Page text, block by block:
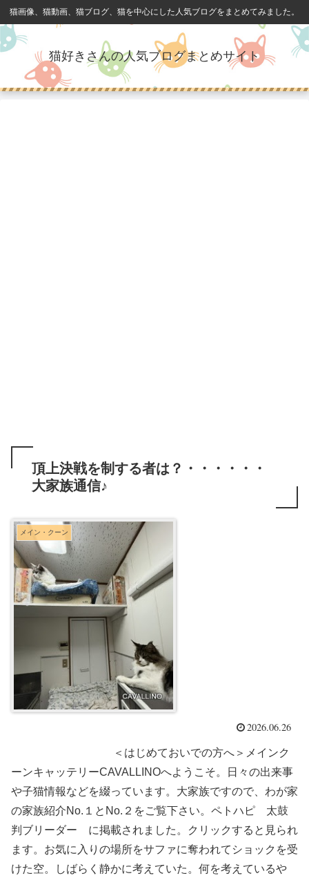
猫画像、猫動画、猫ブログ、猫を中心にした人気ブログをまとめてみました。
猫好きさんの人気ブログまとめサイト
頂上決戦を制する者は？・・・・・・
大家族通信♪
メイン・クーン
2026.06.26
＜はじめておいでの方へ＞メインク
ーンキャッテリーCAVALLINOへようこそ。日々の出来事
や子猫情報などを綴っています。大家族ですので、わが家
の家族紹介No.１とNo.２をご覧下さい。ペトハピ 太鼓
判ブリーダー に掲載されました。クリックすると見られ
ます。お気に入りの場所をサファに奪われてショックを受
けた空。しばらく静かに考えていた。何を考えているや